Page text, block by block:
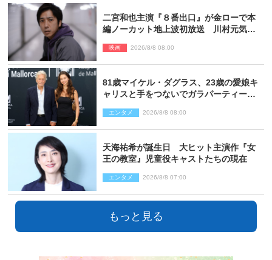
二宮和也主演『８番出口』が金ローで本
編ノーカット地上波初放送 川村元気監
映画 2026/8/8 08:00
81歳マイケル・ダグラス、23歳の愛娘キ
ャリスと手をつないでガラパーティーに
エンタメ 2026/8/8 08:00
天海祐希が誕生日 大ヒット主演作『女
王の教室』児童役キャストたちの現在
エンタメ 2026/8/8 07:00
もっと見る